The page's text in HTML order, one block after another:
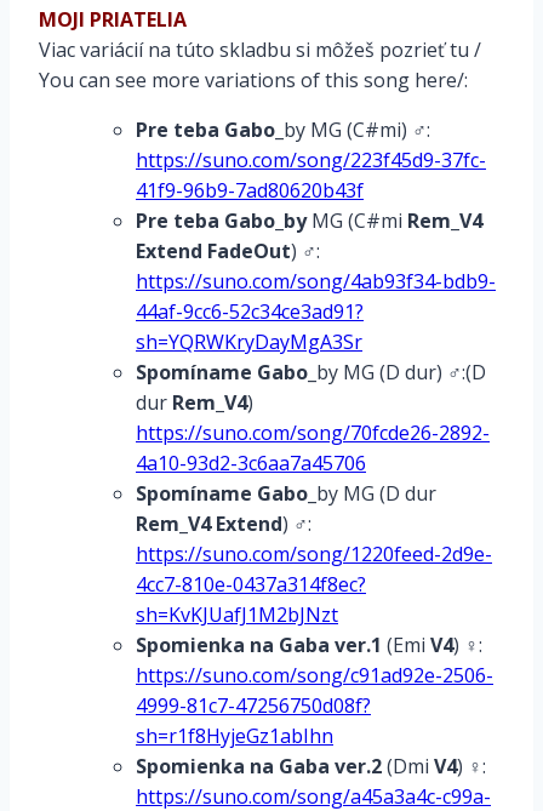
MOJI PRIATELIA
Viac variácií na túto skladbu si môžeš pozrieť tu /
You can see more variations of this song here/:
Pre teba Gabo _by MG (C#mi) ♂:
https://suno.com/song/223f45d9-37fc-
41f9-96b9-7ad80620b43f
Pre teba Gabo_byMG (C#mi Rem_V4
Extend FadeOut) ♂:
https://suno.com/song/4ab93f34-bdb9-
44af-9cc6-52c34ce3ad91?
sh=YQRWKryDayMgA3Sr
Spomíname Gabo _by MG (D dur) ♂:(D
dur Rem_V4)
https://suno.com/song/70fcde26-2892-
4a10-93d2-3c6aa7a45706
Spomíname Gabo _by MG (D dur
Rem_V4 Extend) ♂:
https://suno.com/song/1220feed-2d9e-
4cc7-810e-0437a314f8ec?
sh=KvKJUafJ1M2bJNzt
Spomienka na Gaba ver.1 (Emi V4) ♀:
https://suno.com/song/c91ad92e-2506-
4999-81c7-47256750d08f?
sh=r1f8HyjeGz1abIhn
Spomienka na Gaba ver.2(Dmi V4) ♀:
https://suno.com/song/a45a3a4c-c99a-